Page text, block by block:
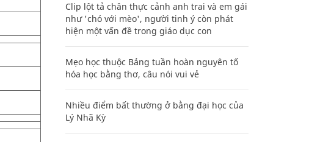
Clip lột tả chân thực cảnh anh trai và em gái
như 'chó với mèo', người tinh ý còn phát
hiện một vấn đề trong giáo dục con
Mẹo học thuộc Bảng tuần hoàn nguyên tố
hóa học bằng thơ, câu nói vui vẻ
Nhiều điểm bất thường ở bằng đại học của
Lý Nhã Kỳ